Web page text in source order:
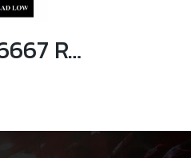
RIDGID 56667 RJ-98 ขาตั้งท่อหัวลูกกลิ้ง ความสูง 24 - 42 นิ้ว